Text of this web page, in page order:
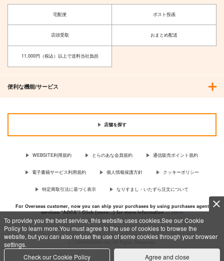
To provide you the best service, this website uses cookies.See our Cookie
Policy to learn more.You must agree to the use of cookies to browse the
website, but you can also refuse the use of some cookies through your browser
settings.
Check our Cookie Policy
Agree and close
種婚姻譚～ 3（特装
ー（ブルースカイコン
プレックス 10 （特装
東京漫画社
夫を味方にする方
版
宅配便 ポスト投函
店頭受取 おまとめ配送
11,000円（税込）以上で送料当社負担
便利な機能/サービス
店舗を探す
WEBSITE利用規約 とらのあな会員規約 通信販売ポイント規約
電子書籍サービス利用規約 個人情報保護方針 クッキーポリシー
特定商取引法に基づく表示 なりすまし・いたずら注文について
For Overseas customer, now you can ship your purchases by using purchases agent
services “AOCS”! Click {more…} for more information …more